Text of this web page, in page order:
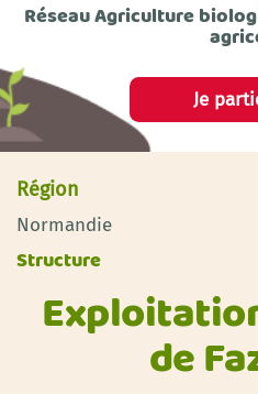
Réseau Agriculture
Je
Région
Normandie
Structure
de